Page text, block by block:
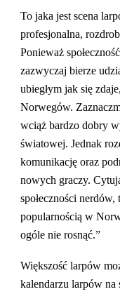
To jaka jest scena
profesjonalna,
Ponieważ
zazwyczaj bierze
ubiegłym jak się
Norwegów.
wciąż bardzo dobry
światowej. Jednak
komunikację oraz
nowych graczy.
społeczności
popularnością w
ogóle nie rosnąć.”
Większość larpów
kalendarzu larpów na